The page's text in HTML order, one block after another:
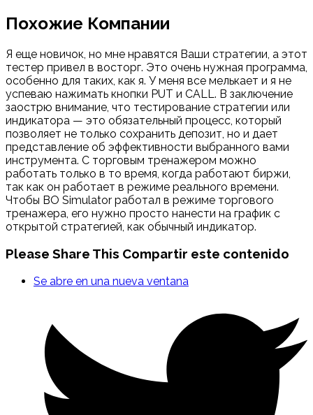
Похожие Компании
Я еще новичок, но мне нравятся Ваши стратегии, а этот
тестер привел в восторг. Это очень нужная программа,
особенно для таких, как я. У меня все мелькает и я не
успеваю нажимать кнопки PUT и CALL. В заключение
заострю внимание, что тестирование стратегии или
индикатора — это обязательный процесс, который
позволяет не только сохранить депозит, но и дает
представление об эффективности выбранного вами
инструмента. С торговым тренажером можно
работать только в то время, когда работают биржи,
так как он работает в режиме реального времени.
Чтобы BO Simulator работал в режиме торгового
тренажера, его нужно просто нанести на график с
открытой стратегией, как обычный индикатор.
Please Share This Compartir este contenido
Se abre en una nueva ventana